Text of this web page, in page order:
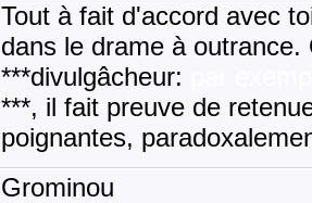
Tout à fait d'accord avec
dans le drame à
***divulgâcheur:
***, il fait preuve de
poignantes,
Grominou